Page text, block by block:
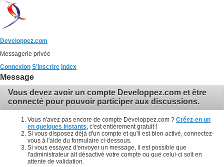
Developpez.com
Messagerie privée
Connexion S'inscrire Index
Message
Vous devez avoir un compte Developpez.com et être
connecté pour pouvoir participer aux discussions.
Vous n'avez pas encore de compte Developpez.com ? Créez-en un
en quelques instants , c'est entièrement gratuit !
Si vous disposez déjà d'un compte et qu'il est bien activé, connectez-
vous à l'aide du formulaire ci-dessous.
Si vous essayez d'envoyer un message, il est possible que
l'administrateur ait désactivé votre compte ou que celui-ci soit en
attente de validation.